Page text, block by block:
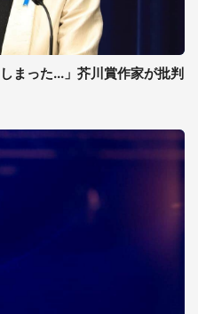
まった...」芥川賞作家が批判